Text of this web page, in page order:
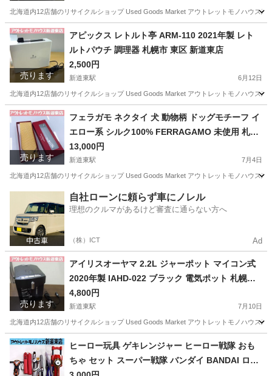
北海道内12店舗のリサイクルショップ Used Goods Market アウトレットモノハウ
北海道 札幌市 新道東駅 キッチン家電
売ります
アピックス レトルト亭 ARM-110 2021年製 レト
ルトパウチ 調理器 札幌市 東区 新道東店
2,500円
新道東駅 6月12日
北海道内12店舗のリサイクルショップ Used Goods Market アウトレットモノハウ
北海道 札幌市 新道東駅 キッチン家電 レトルト
売ります
フェラガモ ネクタイ 犬 動物柄 ドッグモチーフ イ
エロー系 シルク100% FERRAGAMO 未使用 札幌
市東区 新道東店
13,000円
新道東駅 7月4日
北海道内12店舗のリサイクルショップ Used Goods Market アウトレットモノハウ
新道東駅 小物 フェラガモ
自社ローンに頼らず車にノレル
理想のクルマがあるけど審査に通らない方へ
（株）ICT Ad
売ります
アイリスオーヤマ 2.2L ジャーポット マイコン式
2020年製 IAHD-022 ブラック 電気ポット 札幌市
東区 新道東店
4,800円
新道東駅 7月10日
北海道内12店舗のリサイクルショップ Used Goods Market アウトレットモノハウ
北海道 札幌市 新道東駅 キッチン家電 アイリスオーヤマ
ヒーロー玩具 ゲキレンジャー ヒーロー戦隊 おも
ちゃ セット スーパー戦隊 バンダイ BANDAI ロボ